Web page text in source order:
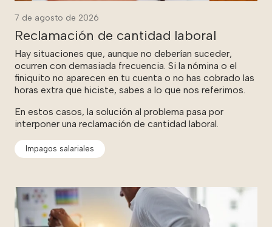
7 de agosto de 2026
Reclamación de cantidad laboral
Hay situaciones que, aunque no deberían suceder,
ocurren con demasiada frecuencia. Si la nómina o el
finiquito no aparecen en tu cuenta o no has cobrado las
horas extra que hiciste, sabes a lo que nos referimos.
En estos casos, la solución al problema pasa por
interponer una reclamación de cantidad laboral.
Impagos salariales